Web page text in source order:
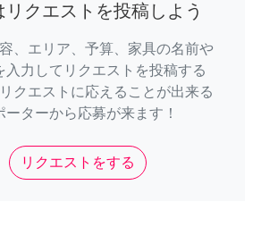
リクエストを投稿しよう
、エリア、予算、家具の名前や
入力してリクエストを投稿する
クエストに応えることが出来る
ーターから応募が来ます！
リクエストをする